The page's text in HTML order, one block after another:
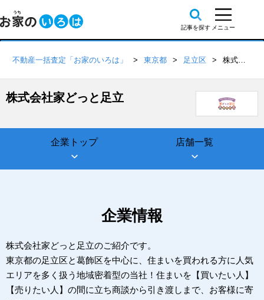
不動産一括査定「お家のいろは」 東京都 足立区 株式会社家どっと足立
株式会社家どっと足立
企業トップ 店舗一覧
企業情報
株式会社家どっと足立のご紹介です。
東京都の足立区と葛飾区を中心に、住まいを買われる方に人気
エリアを多く扱う地域密着型の当社！住まいを【買いたい人】
【売りたい人】の間に立ち商談から引き渡しまで、お客様に寄